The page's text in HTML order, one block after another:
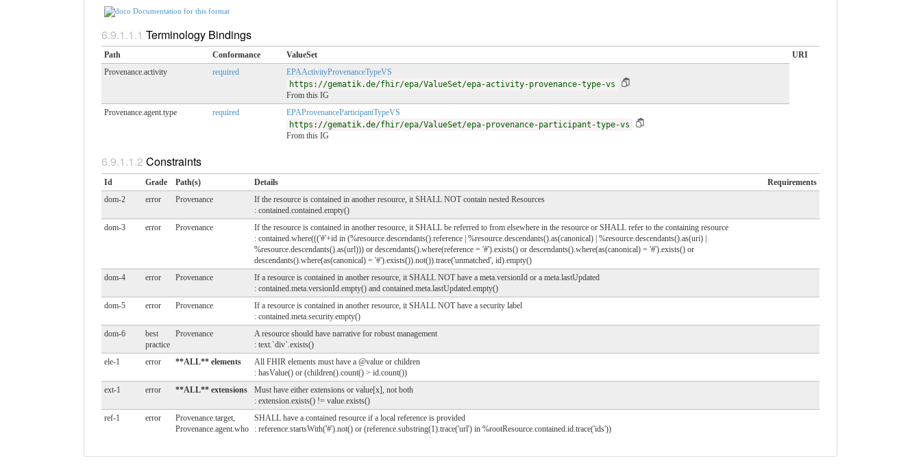
Documentation for this format
Terminology Bindings
Path Conformance ValueSet
URI
Provenance.activity
required
EPAActivityProvenanceTypeVS
https://gematik.de/fhir/epa/ValueSet/epa-activity-provenance-type-vs
From this IG
Provenance.agent.type
required
EPAProvenanceParticipantTypeVS
https://gematik.de/fhir/epa/ValueSet/epa-provenance-participant-type-vs
From this IG
Constraints
Id Grade Path(s) Details
Requirements
dom-2
error Provenance
If the resource is contained in another resource, it SHALL NOT contain nested Resources
: contained.contained.empty()
dom-3
error Provenance
If the resource is contained in another resource, it SHALL be referred to from elsewhere in the resource or SHALL refer to the containing resource
: contained.where((('#'+id in (%resource.descendants().reference | %resource.descendants().as(canonical) | %resource.descendants().as(uri) |
%resource.descendants().as(url))) or descendants().where(reference = '#').exists() or descendants().where(as(canonical) = '#').exists() or
descendants().where(as(canonical) = '#').exists()).not()).trace('unmatched', id).empty()
dom-4
error Provenance
If a resource is contained in another resource, it SHALL NOT have a meta.versionId or a meta.lastUpdated
: contained.meta.versionId.empty() and contained.meta.lastUpdated.empty()
dom-5
error Provenance
If a resource is contained in another resource, it SHALL NOT have a security label
: contained.meta.security.empty()
dom-6
best
practice
Provenance
A resource should have narrative for robust management
: text.`div`.exists()
ele-1
error **ALL** elements
All FHIR elements must have a @value or children
: hasValue() or (children().count() > id.count())
ext-1
error **ALL** extensions
Must have either extensions or value[x], not both
: extension.exists() != value.exists()
ref-1
error
Provenance.target,
Provenance.agent.who
SHALL have a contained resource if a local reference is provided
: reference.startsWith('#').not() or (reference.substring(1).trace('url') in %rootResource.contained.id.trace('ids'))